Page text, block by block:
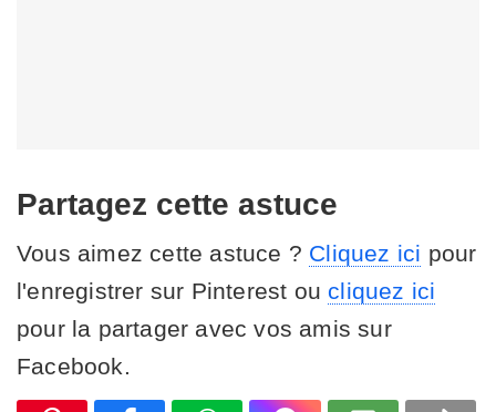
Partagez cette astuce
Vous aimez cette astuce ? Cliquez ici pour
l'enregistrer sur Pinterest ou cliquez ici
pour la partager avec vos amis sur
Facebook.